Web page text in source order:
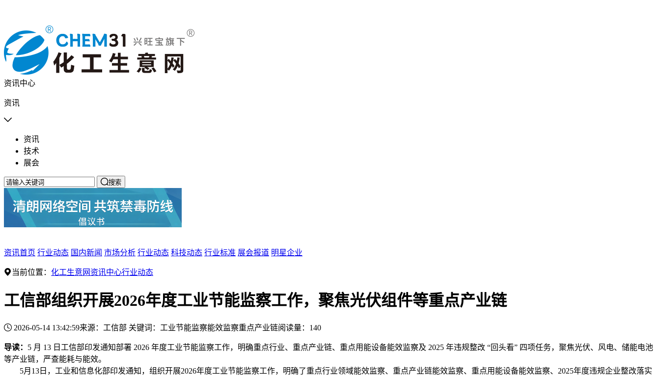
资讯中心
资讯

资讯
技术
展会
搜索
资讯首页 行业动态 国内新闻 市场分析 行业动态 科技动态 行业标准 展会报道 明星企业
当前位置： 化工生意网 资讯中心行业动态
工信部组织开展2026年度工业节能监察工作，聚焦光伏组件等重点产业链
2026-05-14 13:42:59来源：工信部 关键词： 工业节能监察能效监察重点产业链阅读量：140
导读： 5 月 13 日工信部印发通知部署 2026 年度工业节能监察工作，明确重点行业、重点产业链、重点用能设备能效监察及 2025 年违规整改 “回头看” 四项任务，聚焦光伏、风电、储能电池
等产业链，严查能耗与能效。
5月13日，工业和信息化部印发通知，组织开展2026年度工业节能监察工作，明确了重点行业领域能效监察、重点产业链能效监察、重点用能设备能效监察、2025年度违规企业整改落实